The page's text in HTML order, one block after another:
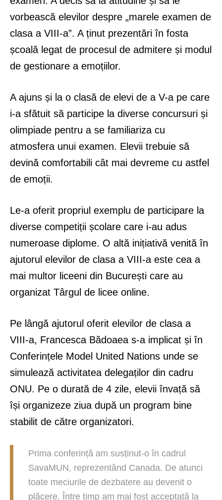
vorbească elevilor despre „marele examen de
clasa a VIII-a”. A ținut prezentări în fosta
școală legat de procesul de admitere și modul
de gestionare a emoțiilor.
A ajuns și la o clasă de elevi de a V-a pe care
i-a sfătuit să participe la diverse concursuri și
olimpiade pentru a se familiariza cu
atmosfera unui examen. Elevii trebuie să
devină comfortabili cât mai devreme cu astfel
de emoții.
Le-a oferit propriul exemplu de participare la
diverse competiții școlare care i-au adus
numeroase diplome. O altă inițiativă venită în
ajutorul elevilor de clasa a VIII-a este cea a
mai multor liceeni din București care au
organizat Târgul de licee online.
Pe lângă ajutorul oferit elevilor de clasa a
VIII-a, Francesca Bădoaea s-a implicat și în
Conferințele Model United Nations unde se
simulează activitatea delegaților din cadru
ONU. Pe o durată de 4 zile, elevii învață să
își organizeze ziua după un program bine
stabilit de către organizatori.
Prima conferință am susținut-o în cadrul
SavaMUN, reprezentând Canada. De atunci
toate meciurile de dezbatere au devenit o
plăcere. Între timp am mai fost acceptată la